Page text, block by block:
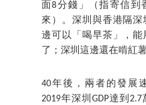
面8分錢」（指寄信到
來）。深圳與香港隔
邊可以「喝早茶」，
了；深圳這邊還在啃紅
40年後，兩者的發展
2019年深圳GDP達到